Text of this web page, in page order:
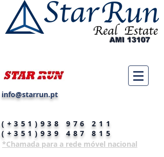
AMI 13107
info@starrun.pt
(+351)938 976 211
(+351)939 487 815
*Chamada para a rede móvel nacional